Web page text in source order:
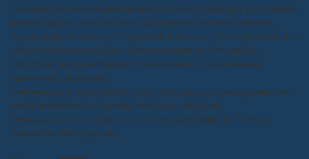
Поэтому металлические кровати отлично подходят для турбаз,
домов отдыха, пансионатов, санаториев, летних лагерей,
интернатов, гостиниц, общежитий и больниц. На строительных
объектах двухъярусные кровати помогают сэкономить
пространство в небольших помещениях – в вагончиках,
времянках, бытовках.
Рекомендуем приобрести у нас постельные принадлежности –
постельное белье, одеяла, матрацы, подушки.
Розницы нет. Опт строго от 10 штук. Доставка по России,
Казахстан, Белоруссию